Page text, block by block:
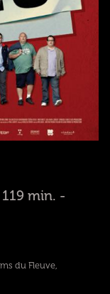
min. -
du Fleuve,